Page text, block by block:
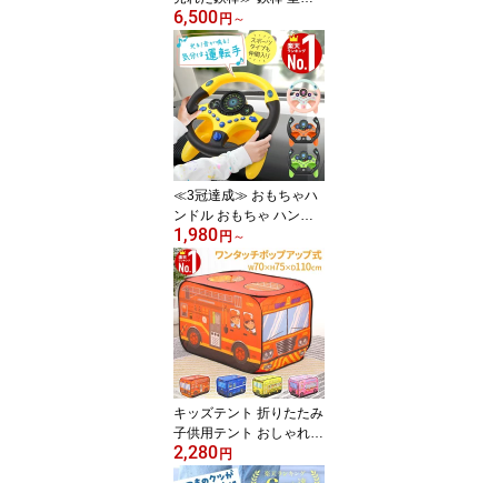
子供 ブランコ 屋内 屋外
遊具 庭 室内遊具 逆上が
り ぶら下がり キッズ 折
りたたみ 折り畳み 収納
棒 大型遊具 特訓 運動 鉄
棒練習 てつぼう 安全 安
心 こども 幼稚園 子供用
トレーニング室内干し 物
干し コンパクト 安定
6,500 円 ～
≪3冠達成≫ おもちゃハ
ンドル おもちゃ ハンド
ル カー ハンドルおもち
ゃ 本格的 車につける 運
転 後部座席 チャイルド
シート ベビーカー 子ど
も 子供 車 後部 座席 ギフ
ト ドライブ 2歳 3歳 4歳
エンジン 玩具 知育玩具
室内 イエロー オレンジ
グリーン ピンク
1,980 円 ～
キッズテント 折りたたみ
子供用テント おしゃれ
ポップアップ キッズ 女
の子 折りたたみ式 キッ
2,280 円